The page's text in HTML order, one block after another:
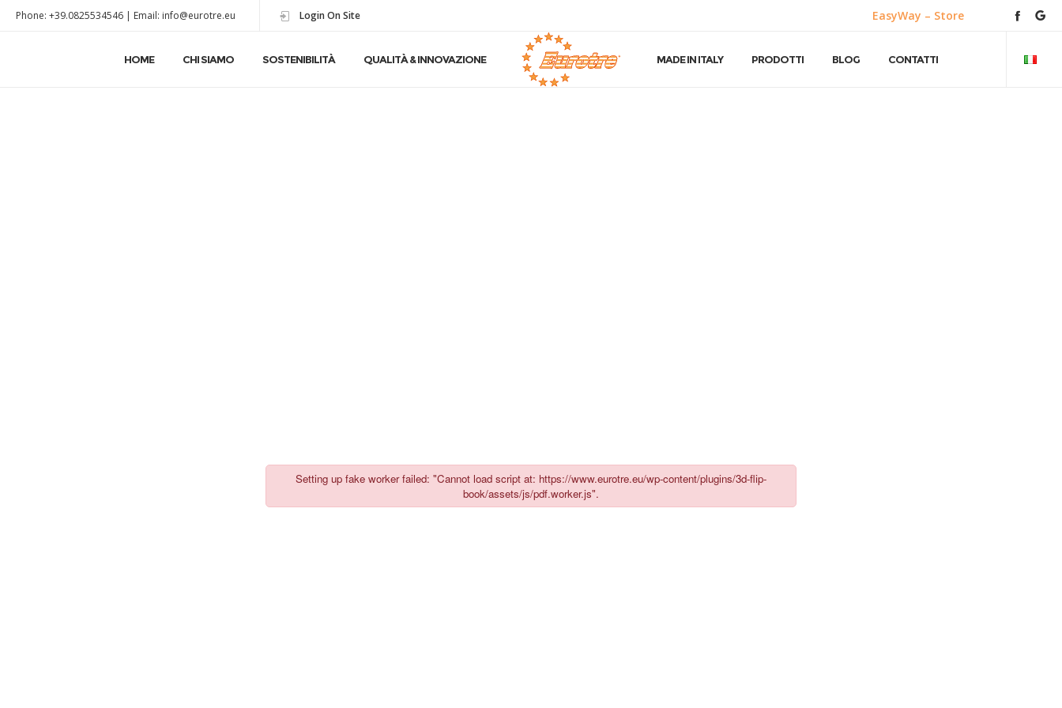
Phone: +39.0825534546 | Email: info@eurotre.eu Login On Site EasyWay – Store
HOME CHI SIAMO SOSTENIBILITÀ QUALITÀ & INNOVAZIONE MADE IN ITALY PRODOTTI BLOG CONTATTI